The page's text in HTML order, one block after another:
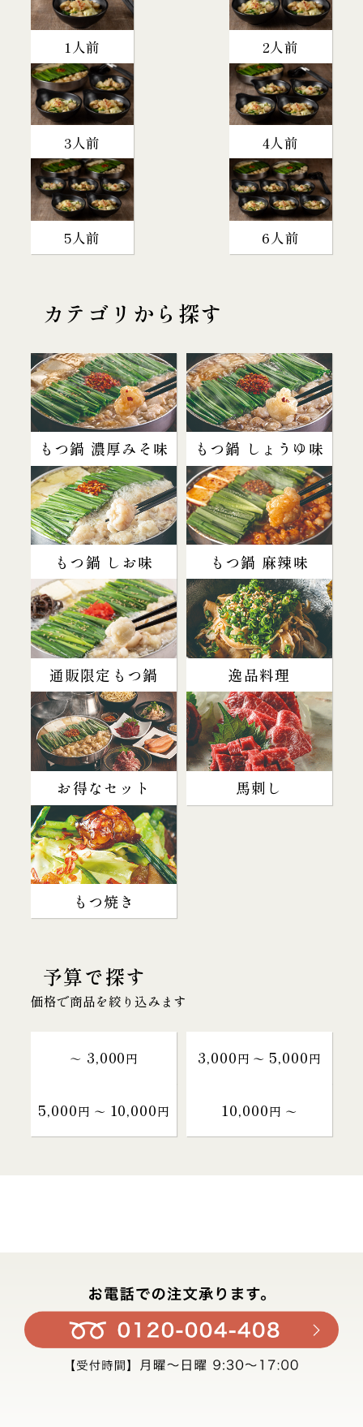
1人前 2人前
3人前 4人前
5人前 6人前
カテゴリから探す
もつ鍋 濃厚みそ味 もつ鍋 しょうゆ味
もつ鍋 しお味 もつ鍋 麻辣味
通販限定もつ鍋 逸品料理
お得なセット 馬刺し
もつ焼き
予算で探す
価格で商品を絞り込みます
～ 3,000円 3,000円 〜 5,000円
5,000円 〜 10,000円 10,000円 〜